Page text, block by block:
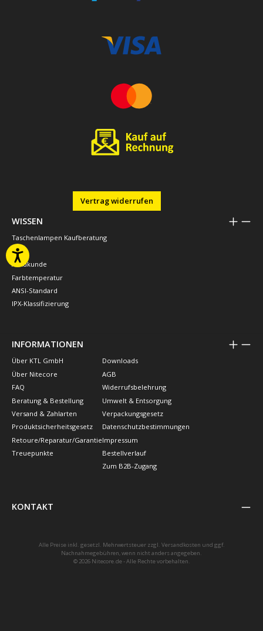
Vertrag widerrufen
WISSEN
Taschenlampen Kaufberatung
LED's
Akkukunde
Farbtemperatur
ANSI-Standard
IPX-Klassifizierung
INFORMATIONEN
Über KTL GmbH
Über Nitecore
FAQ
Beratung & Bestellung
Versand & Zahlarten
Produktsicherheitsgesetz
Retoure/Reparatur/Garantie
Treuepunkte
Downloads
AGB
Widerrufsbelehrung
Umwelt & Entsorgung
Verpackungsgesetz
Datenschutzbestimmungen
Impressum
Bestellverlauf
Zum B2B-Zugang
KONTAKT
Alle Preise inkl. gesetzl. Mehrwertsteuer zzgl. Versandkosten und ggf.
Nachnahmegebühren, wenn nicht anders angegeben.
© 2026 Nitecore.de - Alle Rechte vorbehalten.